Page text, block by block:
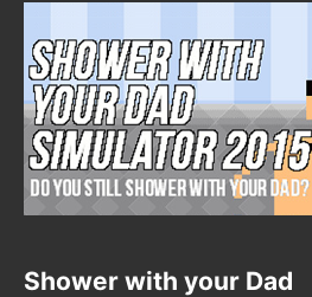
Shower with your Dad